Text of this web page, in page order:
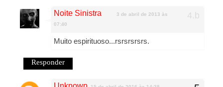
Noite Sinistra
3 de abril de 2013 às
07:40
Muito espirituoso...rsrsrsrsrs.
Responder